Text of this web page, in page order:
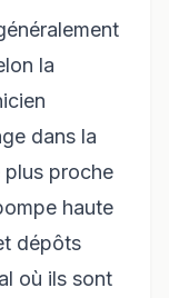
la
dans la
plus proche
haute
dépôts
où ils sont